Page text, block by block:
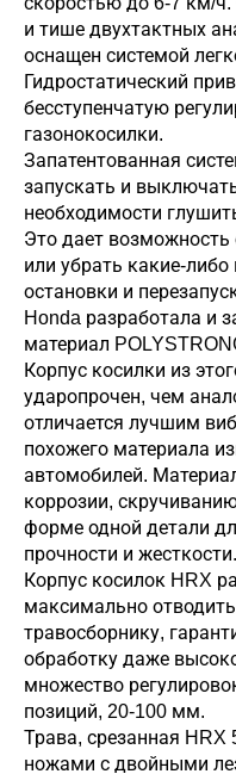
и тише двухтактных
оснащен системой
Гидростатический
бесступенчатую
газонокосилки.
Запатентованная
запускать и
необходимости
Это дает
или убрать какие-
остановки и
Honda разработала и
материал
Корпус косилки из
ударопрочен, чем
отличается лучшим
похожего материала
автомобилей.
коррозии,
форме одной детали
прочности и жесткости.
Корпус косилок HRX
максимально
травосборнику,
обработку даже
множество
позиций, 20-100 мм.
Трава, срезанная HRX
ножами с двойными